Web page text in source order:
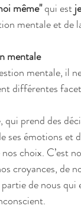
même" qui est je
mentale et de
mentale
mentale, il
différentes
qui prend des
ses émotions
choix. C’est
croyances, de
de nous